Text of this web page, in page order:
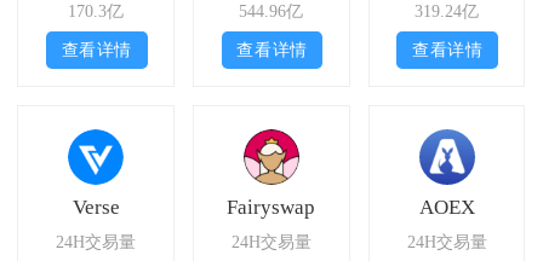
170.3亿
查看详情
544.96亿
查看详情
319.24亿
查看详情
Verse
24H交易量
Fairyswap
24H交易量
AOEX
24H交易量